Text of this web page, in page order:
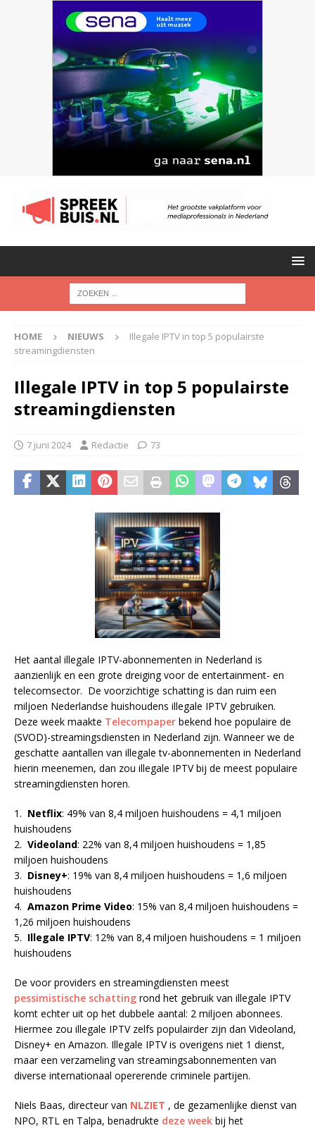
HOME NIEUWS
Illegale IPTV in top 5 populairste
streamingdiensten
Illegale IPTV in top 5 populairste
streamingdiensten
7 juni 2024 Redactie 73
Het aantal illegale IPTV-abonnementen in Nederland is
aanzienlijk en een grote dreiging voor de entertainment- en
telecomsector. De voorzichtige schatting is dan ruim een
miljoen Nederlandse huishoudens illegale IPTV gebruiken.
Deze week maakte Telecompaper bekend hoe populaire de
(SVOD)-streamingsdiensten in Nederland zijn. Wanneer we de
geschatte aantallen van illegale tv-abonnementen in Nederland
hierin meenemen, dan zou illegale IPTV bij de meest populaire
streamingdiensten horen.
1. Netflix: 49% van 8,4 miljoen huishoudens = 4,1 miljoen
huishoudens
2. Videoland: 22% van 8,4 miljoen huishoudens = 1,85
miljoen huishoudens
3. Disney+: 19% van 8,4 miljoen huishoudens = 1,6 miljoen
huishoudens
4. Amazon Prime Video: 15% van 8,4 miljoen huishoudens =
1,26 miljoen huishoudens
5. Illegale IPTV: 12% van 8,4 miljoen huishoudens = 1 miljoen
huishoudens
De voor providers en streamingdiensten meest
pessimistische schatting rond het gebruik van illegale IPTV
komt echter uit op het dubbele aantal: 2 miljoen abonnees.
Hiermee zou illegale IPTV zelfs populairder zijn dan Videoland,
Disney+ en Amazon. Illegale IPTV is overigens niet 1 dienst,
maar een verzameling van streamingsabonnementen van
diverse internationaal opererende criminele partijen.
Niels Baas, directeur van NLZIET , de gezamenlijke dienst van
NPO, RTL en Talpa, benadrukte deze week bij het